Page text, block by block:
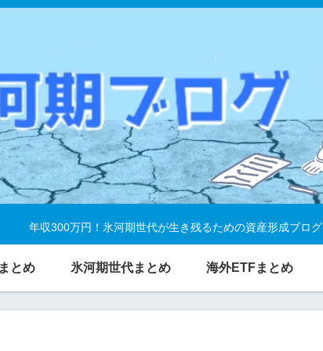
年収300万円！氷河期世代が生き残るための資産形成ブログ
とめ 氷河期世代まとめ 海外ETFまとめ